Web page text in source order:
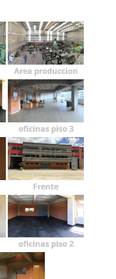
Area produccion
oficinas piso 3
Frente
oficinas piso 2